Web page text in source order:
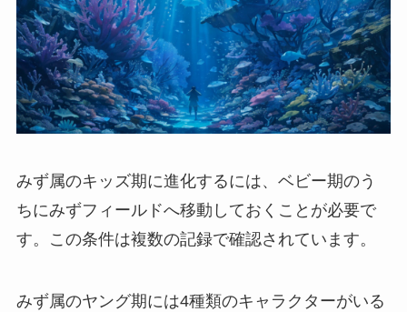
みず属のキッズ期に進化するには、ベビー期のう
ちにみずフィールドへ移動しておくことが必要で
す。この条件は複数の記録で確認されています。
みず属のヤング期には4種類のキャラクターがいる